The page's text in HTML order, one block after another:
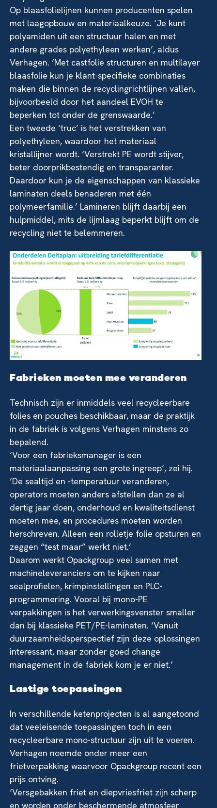
Op blaasfolielijnen kunnen producenten spelen
met laagopbouw en materiaalkeuze. ‘Je kunt
polyamiden uit een structuur halen en met
andere grades polyethyleen werken’, aldus
Verhagen. ‘Met castfolie structuren en multilayer
blaasfolie kun je klant-specifieke combinaties
maken die binnen de recyclingrichtlijnen vallen,
bijvoorbeeld door het aandeel EVOH te
beperken tot onder de grenswaarde.’
Een tweede ‘truc’ is het verstrekken van
polyethyleen, waardoor het materiaal
kristallijner wordt. ‘Verstrekt PE wordt stijver,
beter doorprikbestendig en transparanter.
Daardoor kun je de eigenschappen van klassieke
laminaten deels benaderen met één
polymeerfamilie.’ Lamineren blijft daarbij een
hulpmiddel, mits de lijmlaag beperkt blijft om de
recycling niet te belemmeren.
Fabrieken moeten mee veranderen
Technisch zijn er inmiddels veel recycleerbare
folies en pouches beschikbaar, maar de praktijk
in de fabriek is volgens Verhagen minstens zo
bepalend.
‘Voor een fabrieksmanager is een
materiaalaanpassing een grote ingreep’, zei hij.
‘De sealtijd en -temperatuur veranderen,
operators moeten anders afstellen dan ze al
dertig jaar doen, onderhoud en kwaliteitsdienst
moeten mee, en procedures moeten worden
herschreven. Alleen een rolletje folie opsturen en
zeggen “test maar” werkt niet.’
Daarom werkt Opackgroup veel samen met
machineleveranciers om te kijken naar
sealprofielen, krimpinstellingen en PLC-
programmering. Vooral bij mono-PE
verpakkingen is het verwerkingsvenster smaller
dan bij klassieke PET/PE-laminaten. ‘Vanuit
duurzaamheidsperspectief zijn deze oplossingen
interessant, maar zonder goed change
management in de fabriek kom je er niet.’
Lastige toepassingen
In verschillende ketenprojecten is al aangetoond
dat veeleisende toepassingen toch in een
recycleerbare mono-structuur zijn uit te voeren.
Verhagen noemde onder meer een
frietverpakking waarvoor Opackgroup recent een
prijs ontving.
‘Versgebakken friet en diepvriesfriet zijn scherp
en worden onder beschermende atmosfeer